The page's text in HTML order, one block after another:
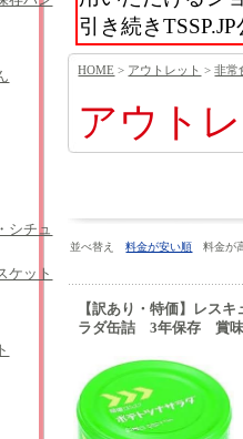
引き続き
HOME > アウトレット >非常
アウト
並べ替え料金が安い順 料金が
【訳あり・特価】レス
ラダ缶詰 3年保存 賞味
シチュ
ケット